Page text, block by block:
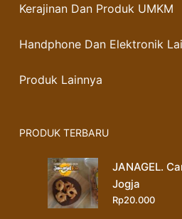
Kerajinan Dan Produk UMKM
Handphone Dan Elektronik
Produk Lainnya
PRODUK TERBARU
JANAGEL.
Jogja
Rp20.000